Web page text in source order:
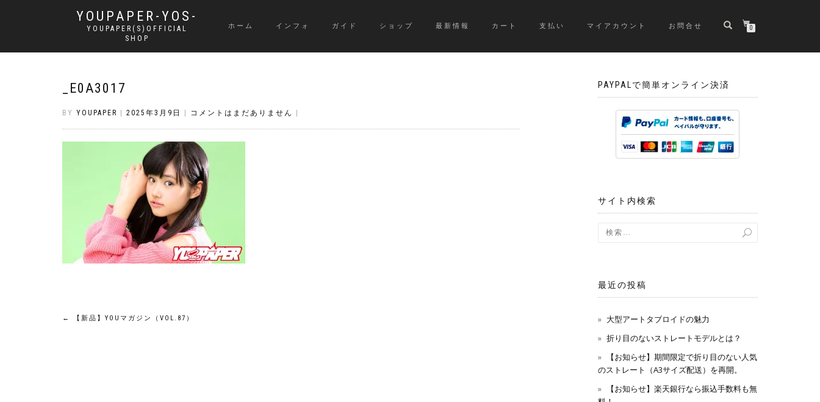
YOUPAPER-YOS-
YOUPAPER(S)OFFICIAL
SHOP
ホーム インフォ ガイド ショップ 最新情報 カート 支払い マイアカウント お問合せ 0
_E0A3017
BY YOUPAPER 2025年3月9日 コメントはまだありません
投
← 【新品】YOUマガジン（VOL.87）
PAYPALで簡単オンライン決済
サイト内検索
最近の投稿
大型アートタブロイドの魅力
折り目のないストレートモデルとは？
【お知らせ】期間限定で折り目のない人気
のストレート（A3サイズ配送）を再開。
【お知らせ】楽天銀行なら振込手数料も無